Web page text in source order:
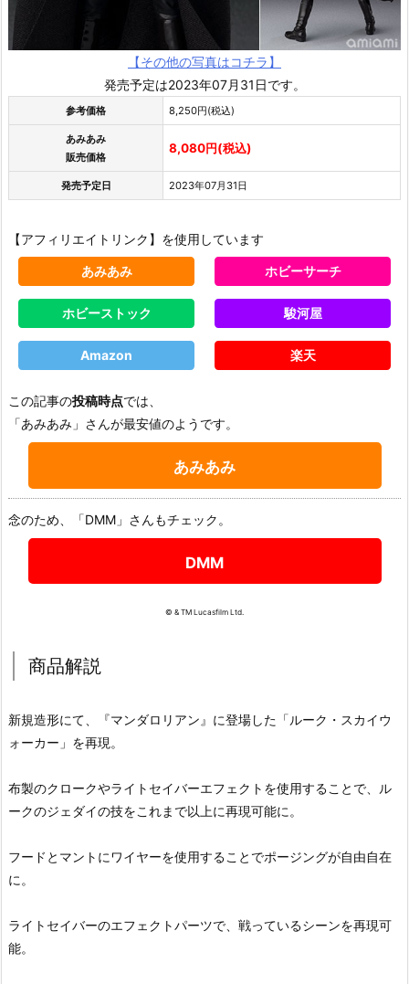
【その他の写真はコチラ】
発売予定は2023年07月31日です。
参考価格 8,250円(税込)
あみあみ
販売価格
8,080円(税込)
発売予定日 2023年07月31日
【アフィリエイトリンク】を使用しています
あみあみ ホビーサーチ
ホビーストック 駿河屋
Amazon 楽天
この記事の投稿時点では、
「あみあみ」さんが最安値のようです。
あみあみ
念のため、「DMM」さんもチェック。
DMM
© & TM Lucasfilm Ltd.
商品解説
新規造形にて、『マンダロリアン』に登場した「ルーク・スカイウ
ォーカー」を再現。
布製のクロークやライトセイバーエフェクトを使用することで、ル
ークのジェダイの技をこれまで以上に再現可能に。
フードとマントにワイヤーを使用することでポージングが自由自在
に。
ライトセイバーのエフェクトパーツで、戦っているシーンを再現可
能。